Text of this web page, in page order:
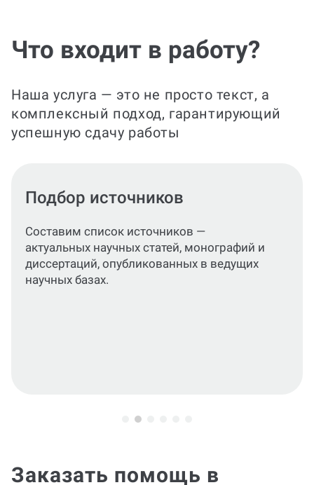
Что входит в работу?
Наша услуга — это не просто текст, а
комплексный подход, гарантирующий
успешную сдачу работы
Подготовка разделов
Сформируем подробный,
структурированный материал,
раскрывающий цели, задачи и
Заказать помощь в